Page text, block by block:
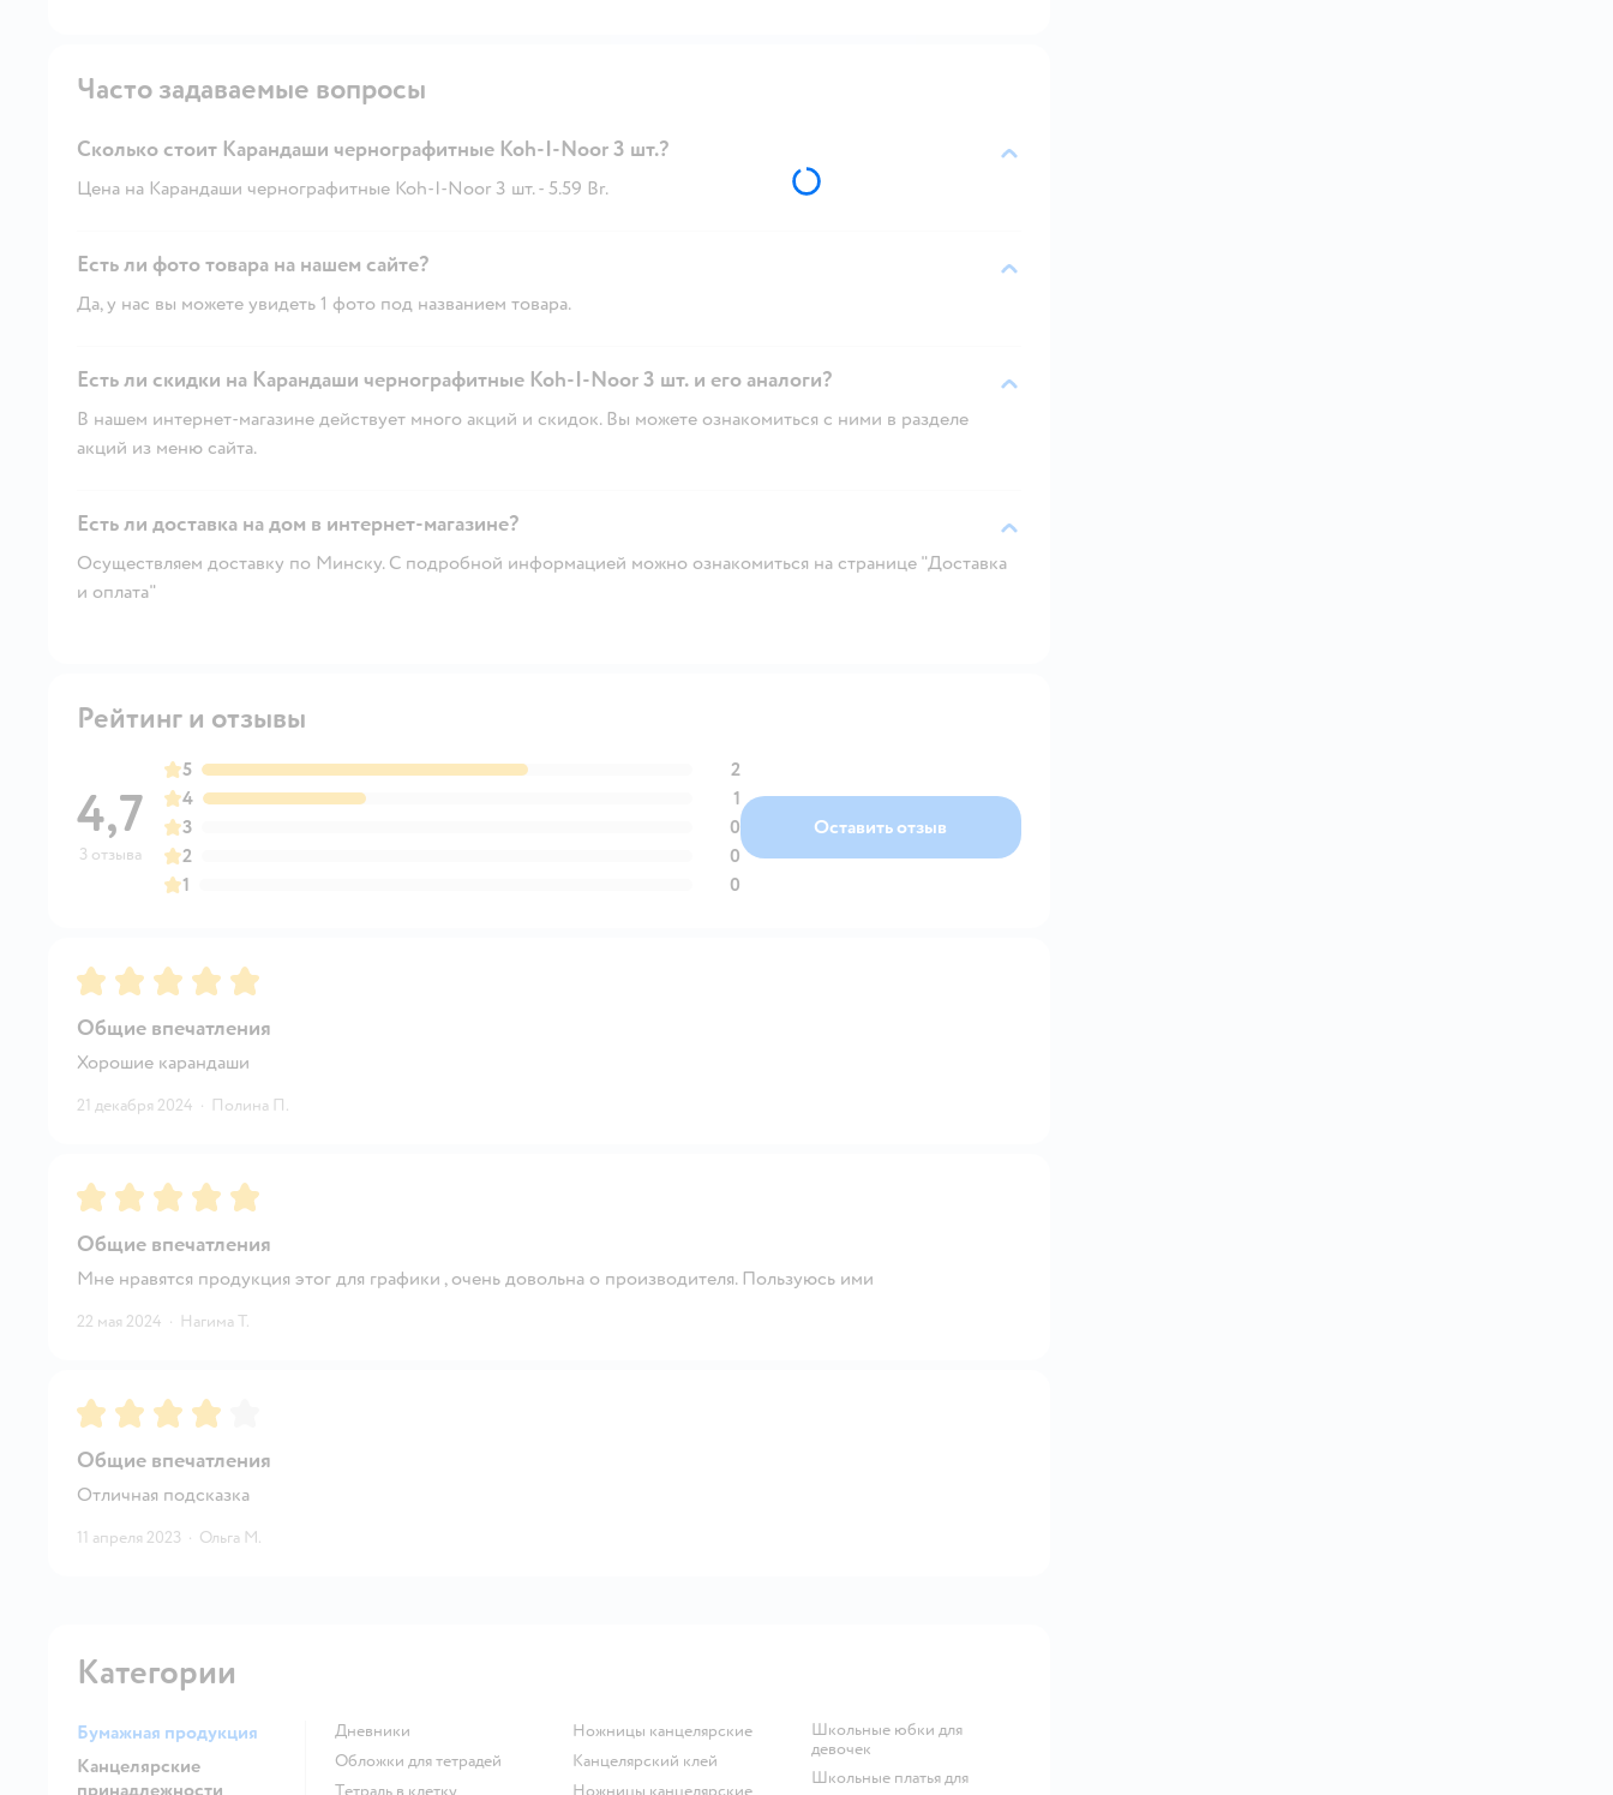
Часто задаваемые вопросы
Сколько стоит Карандаши чернографитные Koh-I-Noor 3 шт.?
Цена на Карандаши чернографитные Koh-I-Noor 3 шт. - 5.59 Br.
Есть ли фото товара на нашем сайте?
Да, у нас вы можете увидеть 1 фото под названием товара.
Есть ли скидки на Карандаши чернографитные Koh-I-Noor 3 шт. и его аналоги?
В нашем интернет-магазине действует много акций и скидок. Вы можете ознакомиться с ними в разделе
акций из меню сайта.
Есть ли доставка на дом в интернет-магазине?
Осуществляем доставку по Минску. С подробной информацией можно ознакомиться на странице "Доставка
и оплата"
Рейтинг и отзывы
4,7
3 отзыва
5
2
4
1
3
0
2
0
1
0
Оставить отзыв
Рейтинг:5
Общие впечатления
Хорошие карандаши
21 декабря 2024 · Полина П.
Рейтинг:5
Общие впечатления
Мне нравятся продукция этог для графики , очень довольна о производителя. Пользуюсь ими
22 мая 2024 · Нагима Т.
Рейтинг:4
Общие впечатления
Отличная подсказка
11 апреля 2023 · Ольга М.
Категории
Бумажная продукция
Канцелярские
принадлежности
Дневники
Обложки для тетрадей
Тетрадь в клетку
Ножницы канцелярские
Канцелярский клей
Ножницы канцелярские
Школьные юбки для
девочек
Школьные платья для